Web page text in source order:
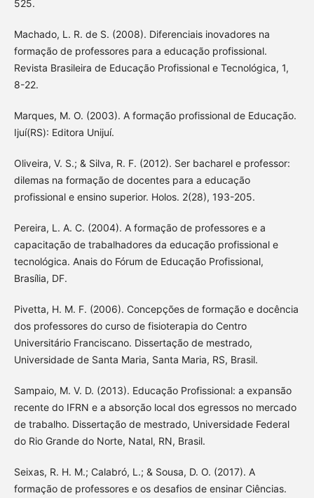
525.
Machado, L. R. de S. (2008). Diferenciais inovadores na
formação de professores para a educação profissional.
Revista Brasileira de Educação Profissional e Tecnológica, 1,
8-22.
Marques, M. O. (2003). A formação profissional de Educação.
Ijuí(RS): Editora Unijuí.
Oliveira, V. S.; & Silva, R. F. (2012). Ser bacharel e professor:
dilemas na formação de docentes para a educação
profissional e ensino superior. Holos. 2(28), 193-205.
Pereira, L. A. C. (2004). A formação de professores e a
capacitação de trabalhadores da educação profissional e
tecnológica. Anais do Fórum de Educação Profissional,
Brasília, DF.
Pivetta, H. M. F. (2006). Concepções de formação e docência
dos professores do curso de fisioterapia do Centro
Universitário Franciscano. Dissertação de mestrado,
Universidade de Santa Maria, Santa Maria, RS, Brasil.
Sampaio, M. V. D. (2013). Educação Profissional: a expansão
recente do IFRN e a absorção local dos egressos no mercado
de trabalho. Dissertação de mestrado, Universidade Federal
do Rio Grande do Norte, Natal, RN, Brasil.
Seixas, R. H. M.; Calabró, L.; & Sousa, D. O. (2017). A
formação de professores e os desafios de ensinar Ciências.